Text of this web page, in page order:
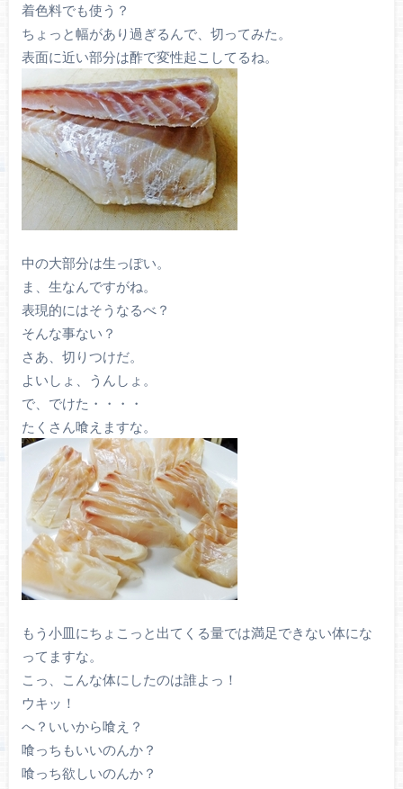
着色料でも使う？
ちょっと幅があり過ぎるんで、切ってみた。
表面に近い部分は酢で変性起こしてるね。
中の大部分は生っぽい。
ま、生なんですがね。
表現的にはそうなるべ？
そんな事ない？
さあ、切りつけだ。
よいしょ、うんしょ。
で、でけた・・・・
たくさん喰えますな。
もう小皿にちょこっと出てくる量では満足できない体にな
ってますな。
こっ、こんな体にしたのは誰よっ！
ウキッ！
へ？いいから喰え？
喰っちもいいのんか？
喰っち欲しいのんか？